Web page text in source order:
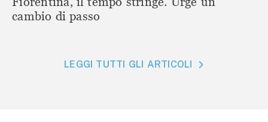
cambio di passo
LEGGI TUTTI GLI ARTICOLI